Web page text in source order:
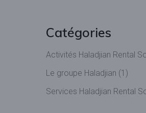
Catégories
Activités Haladjian Rental
Le groupe Haladjian (1)
Services Haladjian Rental